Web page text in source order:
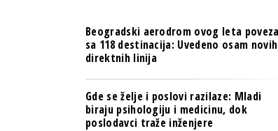
BANKE
TECH I AI
BIZNIS &
OSIGURANJE
TECH I AI
PULS REGIONA
Beogradski aerodrom ovog leta
sa 118 destinacija: Uvedeno osam novih
direktnih linija
Gde se želje i poslovi razilaze: Mladi
biraju psihologiju i medicinu, dok
poslodavci traže inženjere